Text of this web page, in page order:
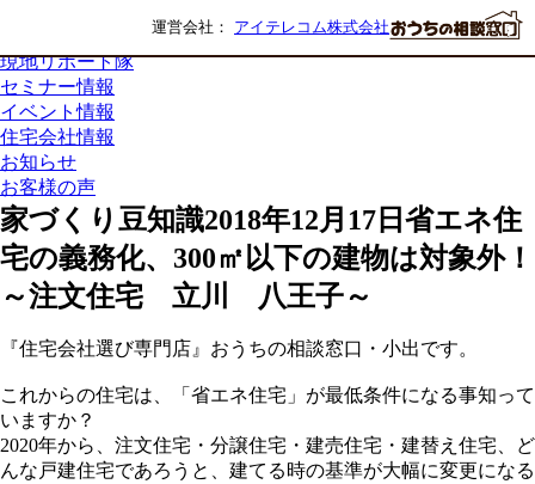
運営会社： アイテレコム株式会社
現地リポート隊
セミナー情報
イベント情報
住宅会社情報
お知らせ
お客様の声
家づくり豆知識2018年12月17日 省エネ住
宅の義務化、300㎡以下の建物は対象外！
～注文住宅 立川 八王子～
『住宅会社選び専門店』おうちの相談窓口・小出です。
これからの住宅は、「省エネ住宅」が最低条件になる事知って
いますか？
2020年から、注文住宅・分譲住宅・建売住宅・建替え住宅、ど
んな戸建住宅であろうと、建てる時の基準が大幅に変更になる